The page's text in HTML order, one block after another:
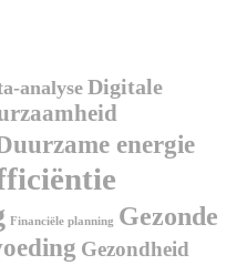
analyseDigitale
energie
Financiële planning Gezonde
Gezondheid